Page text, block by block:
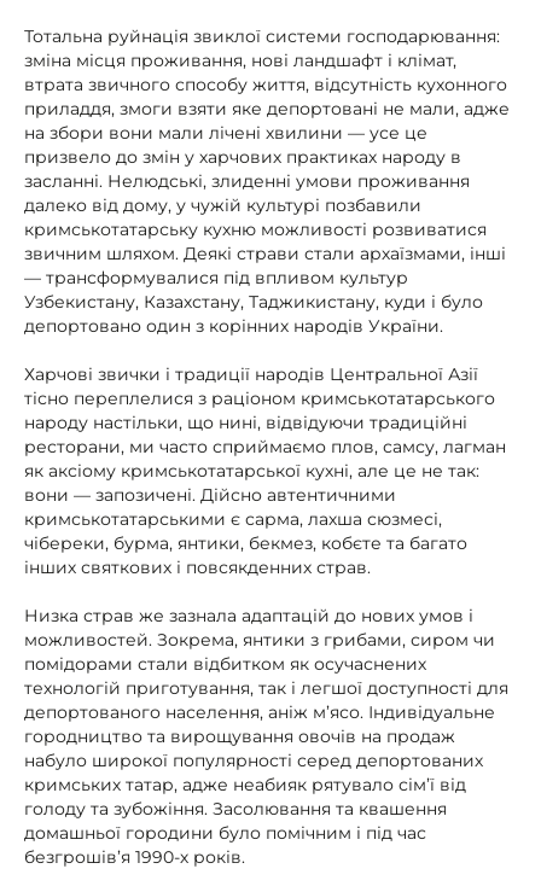
Тотальна руйнація звиклої системи господарювання:
зміна місця проживання, нові ландшафт і клімат,
втрата звичного способу життя, відсутність кухонного
приладдя, змоги взяти яке депортовані не мали, адже
на збори вони мали лічені хвилини — усе це
призвело до змін у харчових практиках народу в
засланні. Нелюдські, злиденні умови проживання
далеко від дому, у чужій культурі позбавили
кримськотатарську кухню можливості розвиватися
звичним шляхом. Деякі страви стали архаїзмами, інші
— трансформувалися під впливом культур
Узбекистану, Казахстану, Таджикистану, куди і було
депортовано один з корінних народів України.
Харчові звички і традиції народів Центральної Азії
тісно переплелися з раціоном кримськотатарського
народу настільки, що нині, відвідуючи традиційні
ресторани, ми часто сприймаємо плов, самсу, лагман
як аксіому кримськотатарської кухні, але це не так:
вони — запозичені. Дійсно автентичними
кримськотатарськими є сарма, лахша сюзмесі,
чібереки, бурма, янтики, бекмез, кобєте та багато
інших святкових і повсякденних страв.
Низка страв же зазнала адаптацій до нових умов і
можливостей. Зокрема, янтики з грибами, сиром чи
помідорами стали відбитком як осучаснених
технологій приготування, так і легшої доступності для
депортованого населення, аніж м’ясо. Індивідуальне
городництво та вирощування овочів на продаж
набуло широкої популярності серед депортованих
кримських татар, адже неабияк рятувало сім’ї від
голоду та зубожіння. Засолювання та квашення
домашньої городини було помічним і під час
безгрошів’я 1990-х років.